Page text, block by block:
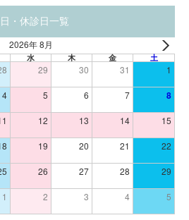
・休診日一覧
2026年 8月
水 木 金 土
29 30 31 1
4 5 6 7 8
12 13 14 15
19 20 21 22
26 27 28 29
1 2 3 4 5